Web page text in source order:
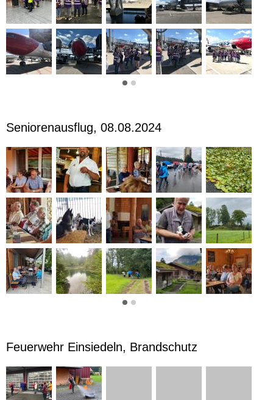
Seniorenausflug, 08.08.2024
Feuerwehr Einsiedeln, Brandschutz